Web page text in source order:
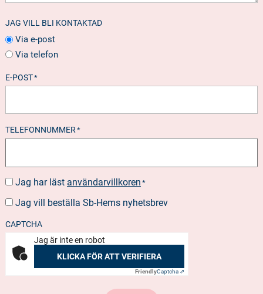
JAG VILL BLI KONTAKTAD
Via e-post
Via telefon
E-POST*
TELEFONNUMMER *
SUOSTUMUS *
Jag har läst användarvillkoren *
BESTÄLLA
Jag vill beställa Sb-Hems nyhetsbrev
CAPTCHA
Jag är inte en robot
KLICKA FÖR ATT VERIFIERA
FriendlyCaptcha ⇗